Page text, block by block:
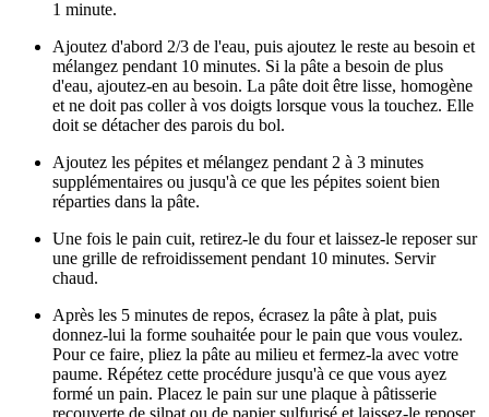
1 minute.
Ajoutez d'abord 2/3 de l'eau, puis ajoutez le reste au besoin et
mélangez pendant 10 minutes. Si la pâte a besoin de plus
d'eau, ajoutez-en au besoin. La pâte doit être lisse, homogène
et ne doit pas coller à vos doigts lorsque vous la touchez. Elle
doit se détacher des parois du bol.
Ajoutez les pépites et mélangez pendant 2 à 3 minutes
supplémentaires ou jusqu'à ce que les pépites soient bien
réparties dans la pâte.
Une fois le pain cuit, retirez-le du four et laissez-le reposer sur
une grille de refroidissement pendant 10 minutes. Servir
chaud.
Après les 5 minutes de repos, écrasez la pâte à plat, puis
donnez-lui la forme souhaitée pour le pain que vous voulez.
Pour ce faire, pliez la pâte au milieu et fermez-la avec votre
paume. Répétez cette procédure jusqu'à ce que vous ayez
formé un pain. Placez le pain sur une plaque à pâtisserie
recouverte de silpat ou de papier sulfurisé et laissez-le reposer